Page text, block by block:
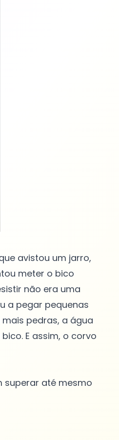
avistou um jarro,
meter o bico
não era uma
a pegar pequenas
pedras, a água
E assim, o corvo
superar até mesmo